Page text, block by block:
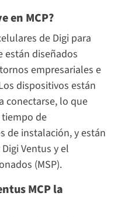
en MCP?
de Digi para
están diseñados
empresariales e
dispositivos están
conectarse, lo que
de
de instalación, y están
Ventus y el
(MSP).
MCP la